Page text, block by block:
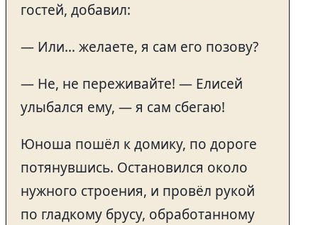
гостей, добавил:
— Или… желаете, я сам его позову?
— Не, не переживайте! — Елисей
улыбался ему, — я сам сбегаю!
Юноша пошёл к домику, по дороге
потянувшись. Остановился около
нужного строения, и провёл рукой
по гладкому брусу, обработанному